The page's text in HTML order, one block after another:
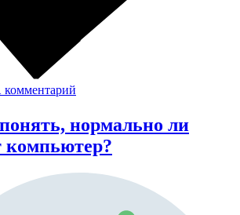
комментарий
нормально ли
компьютер?